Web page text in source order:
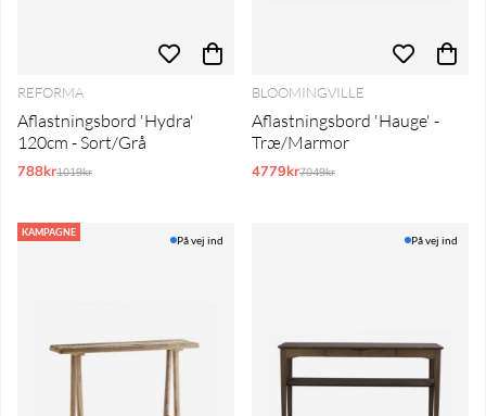
REFORMA
Aflastningsbord 'Hydra'
120cm - Sort/Grå
788krNormalpris:
1019kr
BLOOMINGVILLE
Aflastningsbord 'Hauge' -
Træ/Marmor
4779krNormalpris:
7049kr
KAMPAGNE
På vej ind På vej ind